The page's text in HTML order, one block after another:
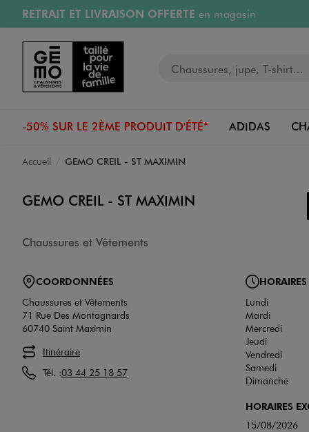
Aller au contenu principal
Aller à la navigation
RETRAIT ET LIVRAISON OFFERTE en magasin
Retours OFFERTSpendant 30 jours
PAYEZ EN 3x SANS FRAIS
dès 50€
RÉSERVATION GRATUITE
-50% SUR LE 2ÈME PRODUIT D'ÉTÉ* ADIDAS
Accueil GEMO CREIL - ST MAXIMIN
GEMO CREIL - ST MAXIMIN
Chaussures et Vêtements
COORDONNÉES
Chaussures et Vêtements
71 Rue Des Montagnards
60740 Saint Maximin
Itinéraire
Tél. :03 44 25 18 57
HORAIRES
Lundi
Mardi
Mercredi
Jeudi
Vendredi
Samedi
Dimanche
HORAIRES
15/08/2026